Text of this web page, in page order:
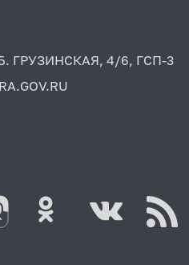
ГРУЗИНСКАЯ, 4/6, ГСП-3